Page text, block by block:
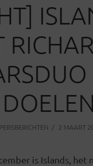
PERSBERICHTEN 2 MAART
is Islands,